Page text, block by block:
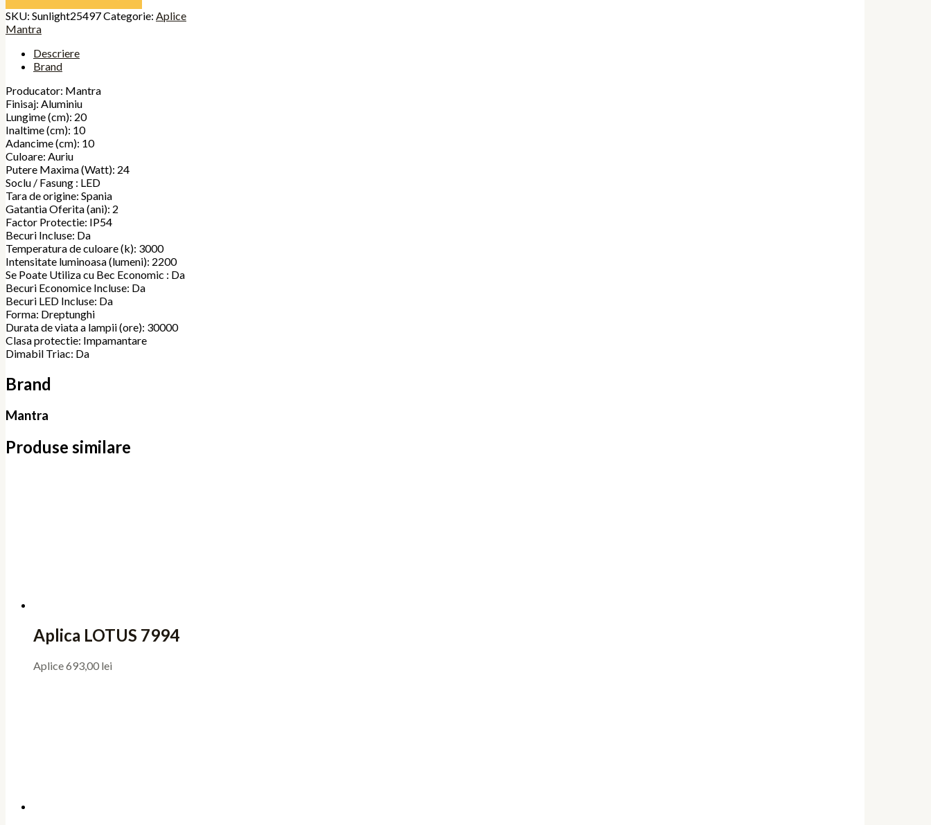
SKU: Sunlight25497Categorie: Aplice
Mantra
Descriere
Brand
Producator: Mantra
Finisaj: Aluminiu
Lungime (cm): 20
Inaltime (cm): 10
Adancime (cm): 10
Culoare: Auriu
Putere Maxima (Watt): 24
Soclu / Fasung : LED
Tara de origine: Spania
Gatantia Oferita (ani): 2
Factor Protectie: IP54
Becuri Incluse: Da
Temperatura de culoare (k): 3000
Intensitate luminoasa (lumeni): 2200
Se Poate Utiliza cu Bec Economic : Da
Becuri Economice Incluse: Da
Becuri LED Incluse: Da
Forma: Dreptunghi
Durata de viata a lampii (ore): 30000
Clasa protectie: Impamantare
Dimabil Triac: Da
Brand
Mantra
Produse similare
Aplica LOTUS 7994
Aplice693,00 lei